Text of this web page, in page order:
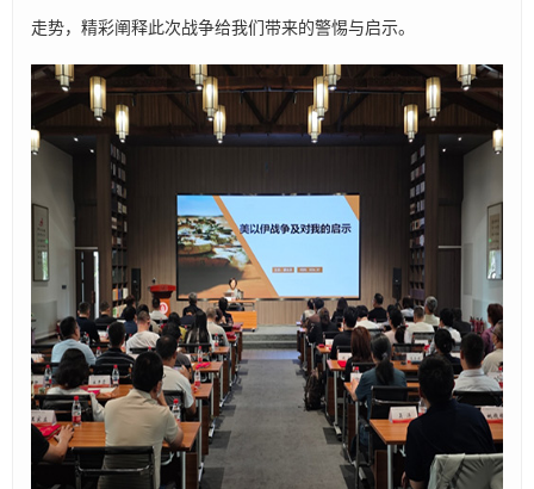
走势，精彩阐释此次战争给我们带来的警惕与启示。